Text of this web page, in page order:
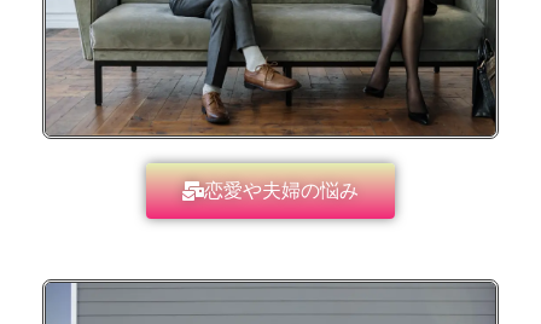
恋愛や夫婦の悩み